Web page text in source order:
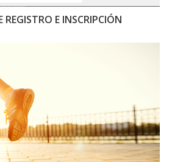
REGISTRO E INSCRIPCIÓN